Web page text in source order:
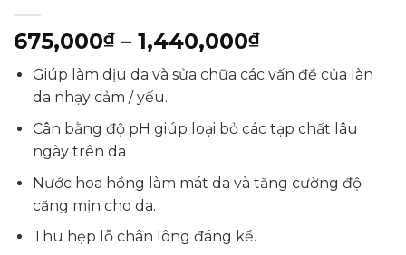
675,000₫ – 1,440,000₫Khoảng
giá:
từ
đến
Giúp làm dịu da và sửa chữa các vấn đề của làn
da nhạy cảm / yếu.
Cân bằng độ pH giúp loại bỏ các tạp chất lâu
ngày trên da
Nước hoa hồng làm mát da và tăng cường độ
căng mịn cho da.
Thu hẹp lỗ chân lông đáng kể.